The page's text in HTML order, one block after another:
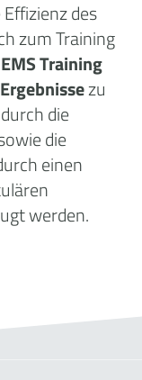
des
zum Training
Training
zu
die
die
einen
werden.